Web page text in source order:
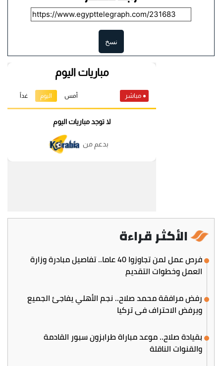
نسخ
الأكثر قراءة
فرص عمل لمن تجاوزوا 40 عاما.. تفاصيل مبادرة وزارة
العمل وخطوات التقديم
رفض مرافقة محمد صلاح.. نجم الأهلي يفاجئ الجميع
ويرفض الاحتراف في تركيا
بقيادة صلاح.. موعد مباراة طرابزون سبور القادمة
والقنوات الناقلة